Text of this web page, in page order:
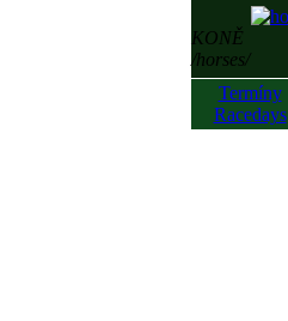
KONĚ
/horses/
Termíny
Racedays